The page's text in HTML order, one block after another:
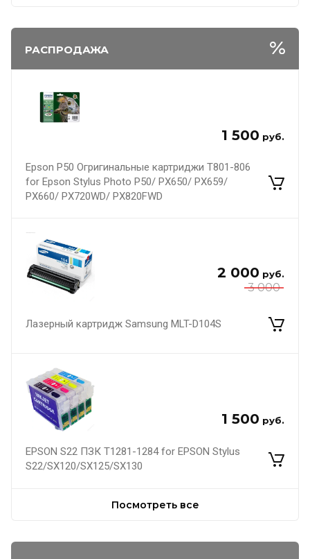
РАСПРОДАЖА
1 500 руб.
Epson P50 Огригинальные картриджи T801-806
for Epson Stylus Photo P50/ PX650/ PX659/
PX660/ PX720WD/ PX820FWD
3 000
2 000 руб.
Лазерный картридж Samsung MLT-D104S
1 500 руб.
EPSON S22 ПЗК Т1281-1284 for EPSON Stylus
S22/SX120/SX125/SX130
Посмотреть все